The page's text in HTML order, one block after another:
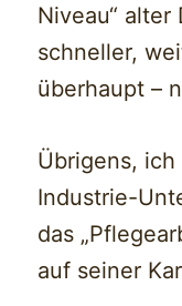
Niveau“ alter
schneller,
überhaupt –
Übrigens,
Industrie-
das
auf seiner